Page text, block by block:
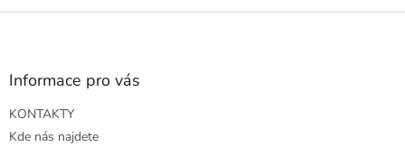
Z
Informace pro vás
KONTAKTY
Kde nás najdete